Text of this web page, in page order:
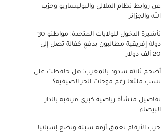
عن روابط نظام الملالي والبوليساريو وحزب
الله والجزائر
تأشيرة الدخول للولايات المتحدة: مواطنو 30
دولة إفريقية مطالبون بدفع كفالة تصل إلى
20 ألف دولار
أضخم ثلاثة سدود بالمغرب: هل حافظت على
نسب ملئها رغم موجات الحر الصيفية؟
تفاصيل منشأة رياضية كبرى مرتقبة بالدار
البيضاء
حرب الأرقام تعمق أزمة سبتة وتضع إسبانيا